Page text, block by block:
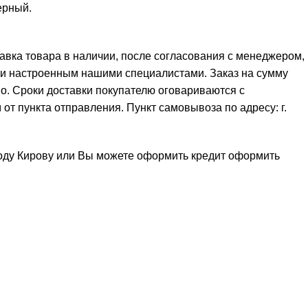
товара в наличии, после согласования с менеджером,
настроенным нашими специалистами. Заказ на сумму
Сроки доставки покупателю оговариваются с
пункта отправления. Пункт самовывоза по адресу: г.
Кирову или Вы можете оформить кредит оформить